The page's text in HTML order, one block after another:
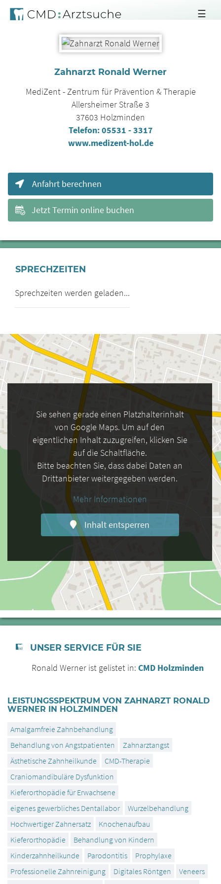
☰
Zahnarzt Ronald Werner
MediZent - Zentrum für Prävention & Therapie
Allersheimer Straße 3
37603 Holzminden
Telefon:05531 - 3317
www.medizent-hol.de
Anfahrt berechnen
Jetzt Termin online buchen
SPRECHZEITEN
Sprechzeiten werden geladen...
Sie sehen gerade einen Platzhalterinhalt
von Google Maps. Um auf den
eigentlichen Inhalt zuzugreifen, klicken Sie
auf die Schaltfläche.
Bitte beachten Sie, dass dabei Daten an
Drittanbieter weitergegeben werden.
Mehr Informationen
Inhalt entsperren
UNSER SERVICE FÜR SIE
Ronald Werner ist gelistet in: CMD Holzminden
LEISTUNGSSPEKTRUM VON ZAHNARZT RONALD
WERNER IN HOLZMINDEN
Amalgamfreie Zahnbehandlung
Behandlung von Angstpatienten
Zahnarztangst
Ästhetische Zahnheilkunde
CMD-Therapie
Craniomandibuläre Dysfunktion
Kieferorthopädie für Erwachsene
eigenes gewerbliches Dentallabor
Wurzelbehandlung
Hochwertiger Zahnersatz
Knochenaufbau
Kieferorthopädie
Behandlung von Kindern
Kinderzahnheilkunde
Parodontitis
Prophylaxe
Professionelle Zahnreinigung
Digitales Röntgen
Veneers